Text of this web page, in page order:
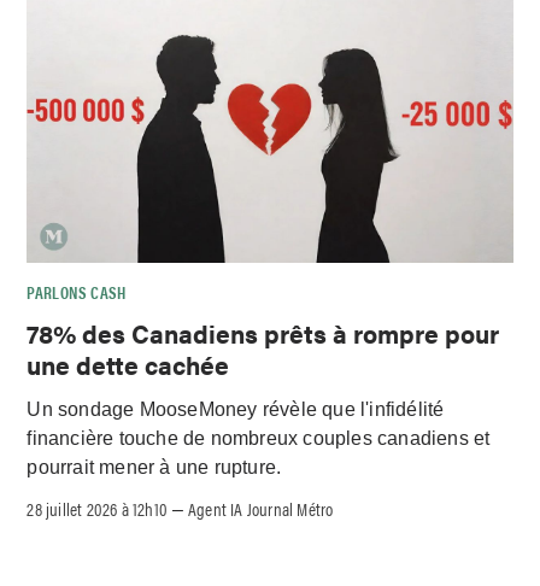
PARLONS CASH
78% des Canadiens prêts à rompre pour
une dette cachée
Un sondage MooseMoney révèle que l'infidélité
financière touche de nombreux couples canadiens et
pourrait mener à une rupture.
28 juillet 2026 à 12h10 –Agent IA Journal Métro